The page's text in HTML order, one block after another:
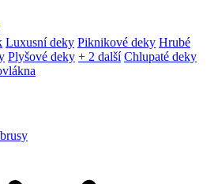
Luxusní deky Piknikové deky Hrubé
Plyšové deky + 2 další Chlupaté deky